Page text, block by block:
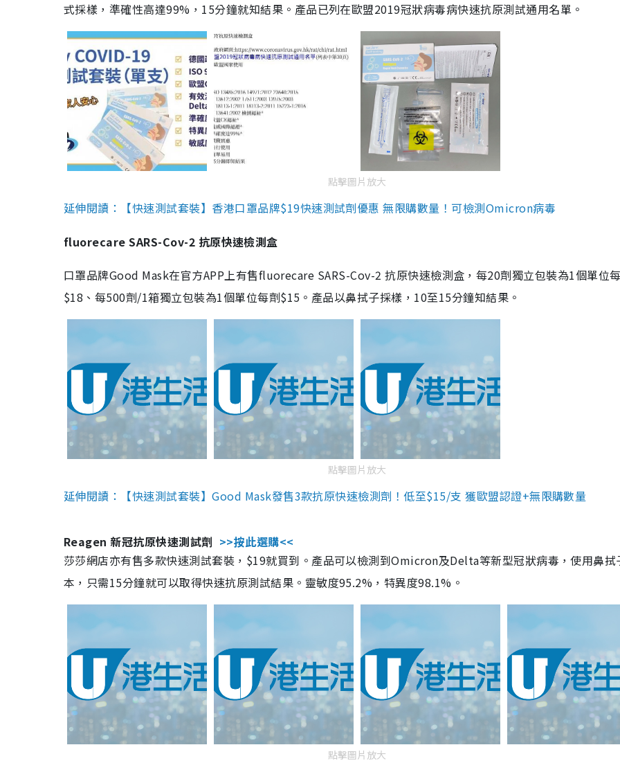
式採樣，準確性高達99%，15分鐘就知結果。產品已列在歐盟2019冠狀病毒病快速抗原測試通用名單。
點擊圖片放大
延伸閱讀：【快速測試套裝】香港口罩品牌$19快速測試劑優惠 無限購數量！可檢測Omicron病毒
fluorecare SARS-Cov-2 抗原快速檢測盒
口罩品牌Good Mask在官方APP上有售fluorecare SARS-Cov-2 抗原快速檢測盒，每20劑獨立包裝為1個單位
$18、每500劑/1箱獨立包裝為1個單位每劑$15。產品以鼻拭子採樣，10至15分鐘知結果。
點擊圖片放大
延伸閱讀：【快速測試套裝】Good Mask發售3款抗原快速檢測劑！低至$15/支 獲歐盟認證+無限購數量
Reagen 新冠抗原快速測試劑 >>按此選購<<
莎莎網店亦有售多款快速測試套裝，$19就買到。產品可以檢測到Omicron及Delta等新型冠狀病毒，使用鼻拭
本，只需15分鐘就可以取得快速抗原測試結果。靈敏度95.2%，特異度98.1%。
點擊圖片放大